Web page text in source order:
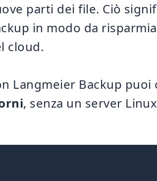
parti dei file. Ciò
in modo da
cloud.
Langmeier Backup
, senza un server